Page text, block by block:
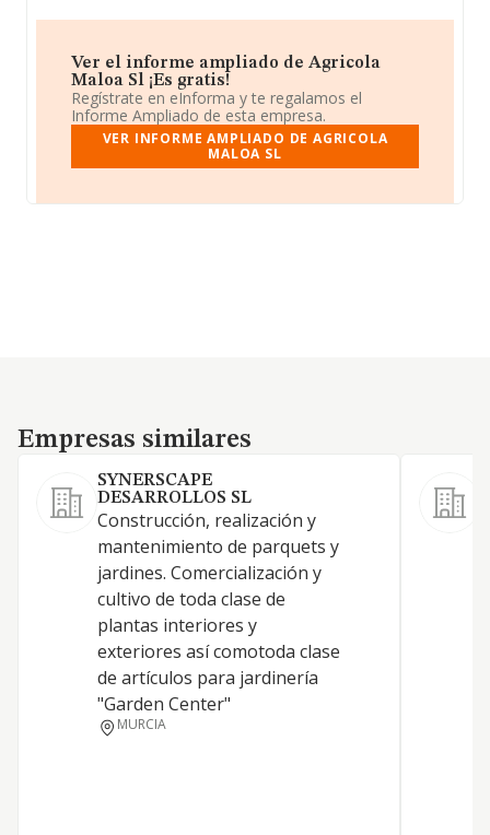
Ver el informe ampliado de Agricola
Maloa Sl ¡Es gratis!
Regístrate en eInforma y te regalamos el
Informe Ampliado de esta empresa.
VER INFORME AMPLIADO DE AGRICOLA
MALOA SL
Empresas similares
Empresas similares
SYNERSCAPE
DESARROLLOS SL
Construcción, realización y
mantenimiento de parquets y
jardines. Comercialización y
cultivo de toda clase de
plantas interiores y
exteriores así comotoda clase
de artículos para jardinería
"Garden Center"
MURCIA